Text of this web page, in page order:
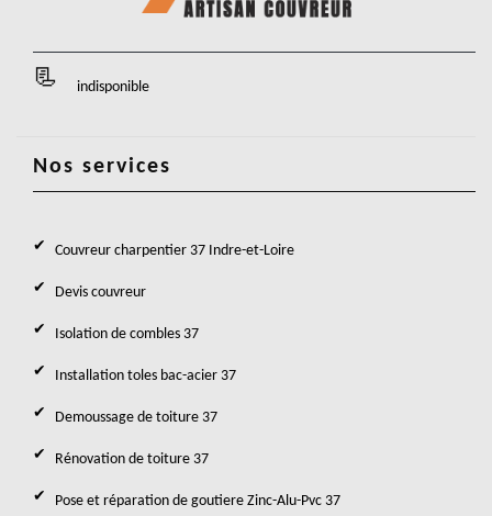
indisponible
Nos services
Couvreur charpentier 37 Indre-et-Loire
Devis couvreur
Isolation de combles 37
Installation toles bac-acier 37
Demoussage de toiture 37
Rénovation de toiture 37
Pose et réparation de goutiere Zinc-Alu-Pvc 37